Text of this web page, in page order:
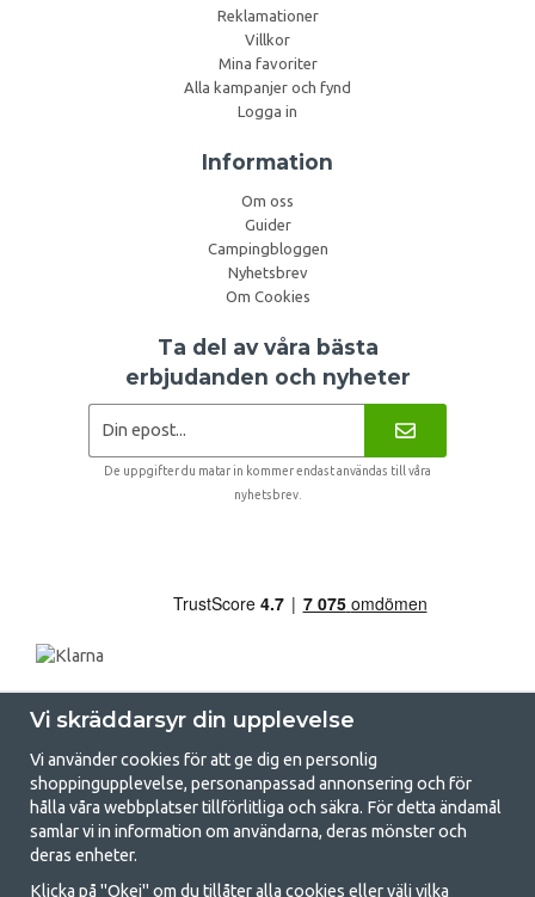
Reklamationer
Villkor
Mina favoriter
Alla kampanjer och fynd
Logga in
Information
Om oss
Guider
Campingbloggen
Nyhetsbrev
Om Cookies
Ta del av våra bästa
erbjudanden och nyheter
De uppgifter du matar in kommer endast användas till våra
nyhetsbrev.
GetCamping.se - Din butik för camping
och uteliv
Vi skräddarsyr din upplevelse
Vi använder cookies för att ge dig en personlig
shoppingupplevelse, personanpassad annonsering och för
hålla våra webbplatser tillförlitliga och säkra. För detta ändamål
samlar vi in information om användarna, deras mönster och
deras enheter.
Klicka på "Okej" om du tillåter alla cookies eller välj vilka